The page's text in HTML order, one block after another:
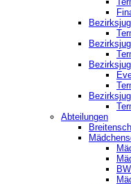
Abteilungen